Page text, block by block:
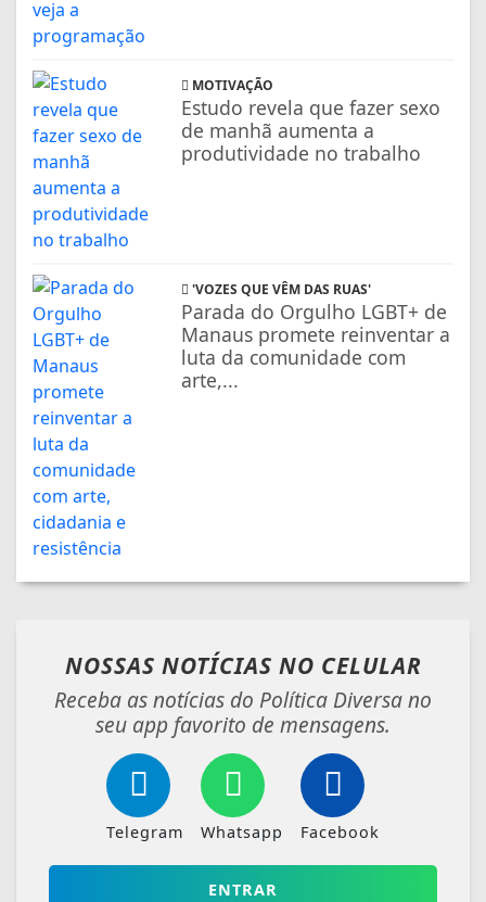
MOTIVAÇÃO
Estudo revela que fazer sexo
de manhã aumenta a
produtividade no trabalho
'VOZES QUE VÊM DAS RUAS'
Parada do Orgulho LGBT+ de
Manaus promete reinventar a
luta da comunidade com
arte,...
NOSSAS NOTÍCIAS NO CELULAR
Receba as notícias do Política Diversa no
seu app favorito de mensagens.
Telegram Whatsapp Facebook
ENTRAR